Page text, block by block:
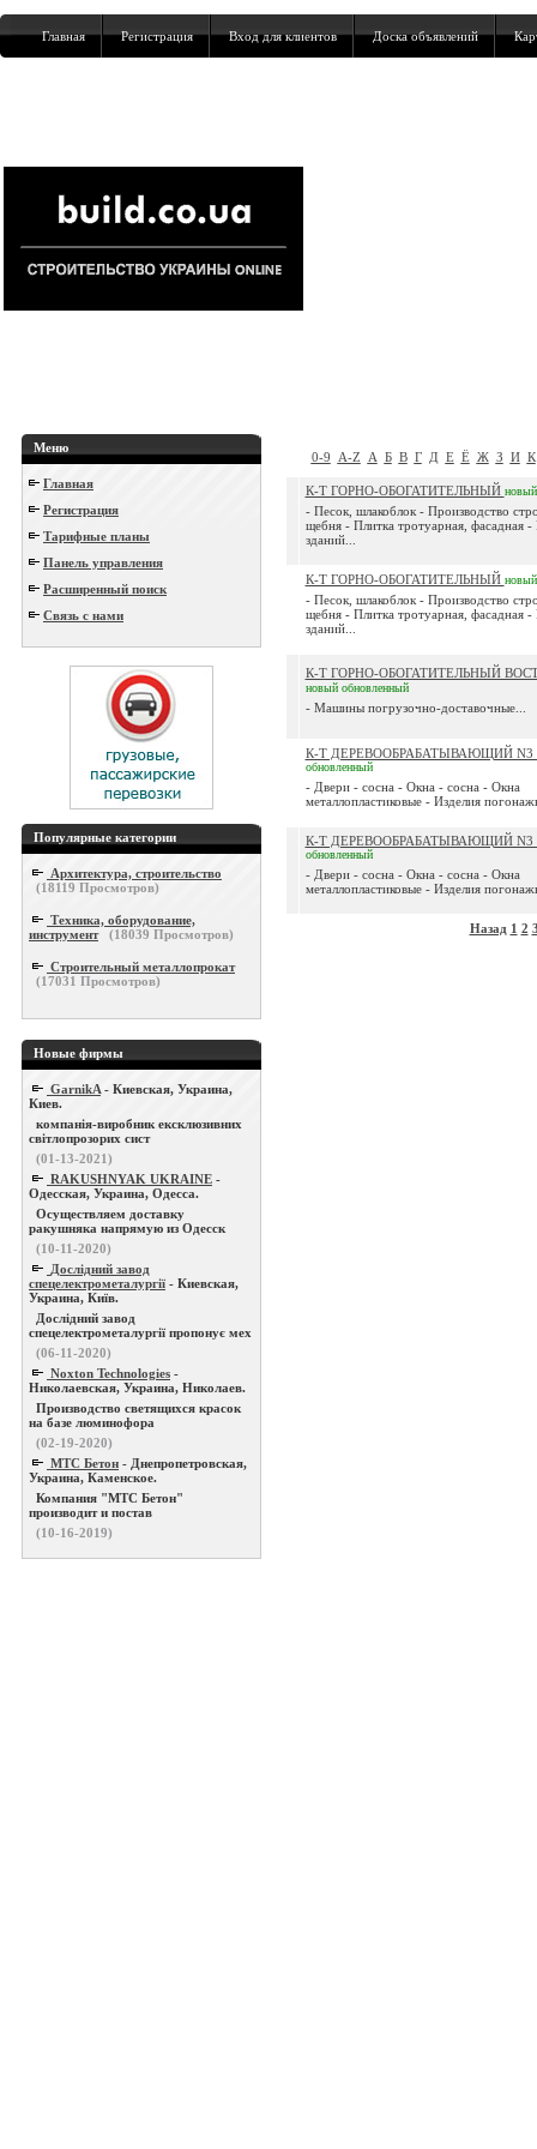
Главная Регистрация Вход для клиентов Доска объявлений
Меню
Главная
Регистрация
Тарифные планы
Панель управления
Расширенный поиск
Связь с нами
Популярные категории
Архитектура, строительство
(18119 Просмотров)
Техника, оборудование,
инструмент
(18039 Просмотров)
Строительный металлопрокат
(17031 Просмотров)
Новые фирмы
GarnikA - Киевская, Украина,
Киев.
компанія-виробник ексклюзивних
світлопрозорих сист
(01-13-2021)
RAKUSHNYAK UKRAINE -
Одесская, Украина, Одесса.
Осуществляем доставку
ракушняка напрямую из Одесск
(10-11-2020)
Дослідний завод
спецелектрометалургії - Киевская,
Украина, Київ.
Дослідний завод
спецелектрометалургії пропонує мех
(06-11-2020)
Noxton Technologies -
Николаевская, Украина, Николаев.
Производство светящихся красок
на базе люминофора
(02-19-2020)
МТС Бетон - Днепропетровская,
Украина, Каменское.
Компания "МТС Бетон"
производит и постав
(10-16-2019)
0-9 A-Z А Б В Г Д Е Ё Ж З И К
К-Т ГОРНО-ОБОГАТИТЕЛЬНЫЙ новый
- Песок, шлакоблок - Производство
щебня - Плитка тротуарная, фасадная -
зданий...
К-Т ГОРНО-ОБОГАТИТЕЛЬНЫЙ новый
- Песок, шлакоблок - Производство
щебня - Плитка тротуарная, фасадная -
зданий...
К-Т ГОРНО-ОБОГАТИТЕЛЬНЫЙ
новый обновленный
- Машины погрузочно-доставочные...
К-Т ДЕРЕВООБРАБАТЫВАЮЩИЙ
обновленный
- Двери - сосна - Окна - сосна - Окна
металлопластиковые - Изделия
К-Т ДЕРЕВООБРАБАТЫВАЮЩИЙ
обновленный
- Двери - сосна - Окна - сосна - Окна
металлопластиковые - Изделия
Назад 1 2